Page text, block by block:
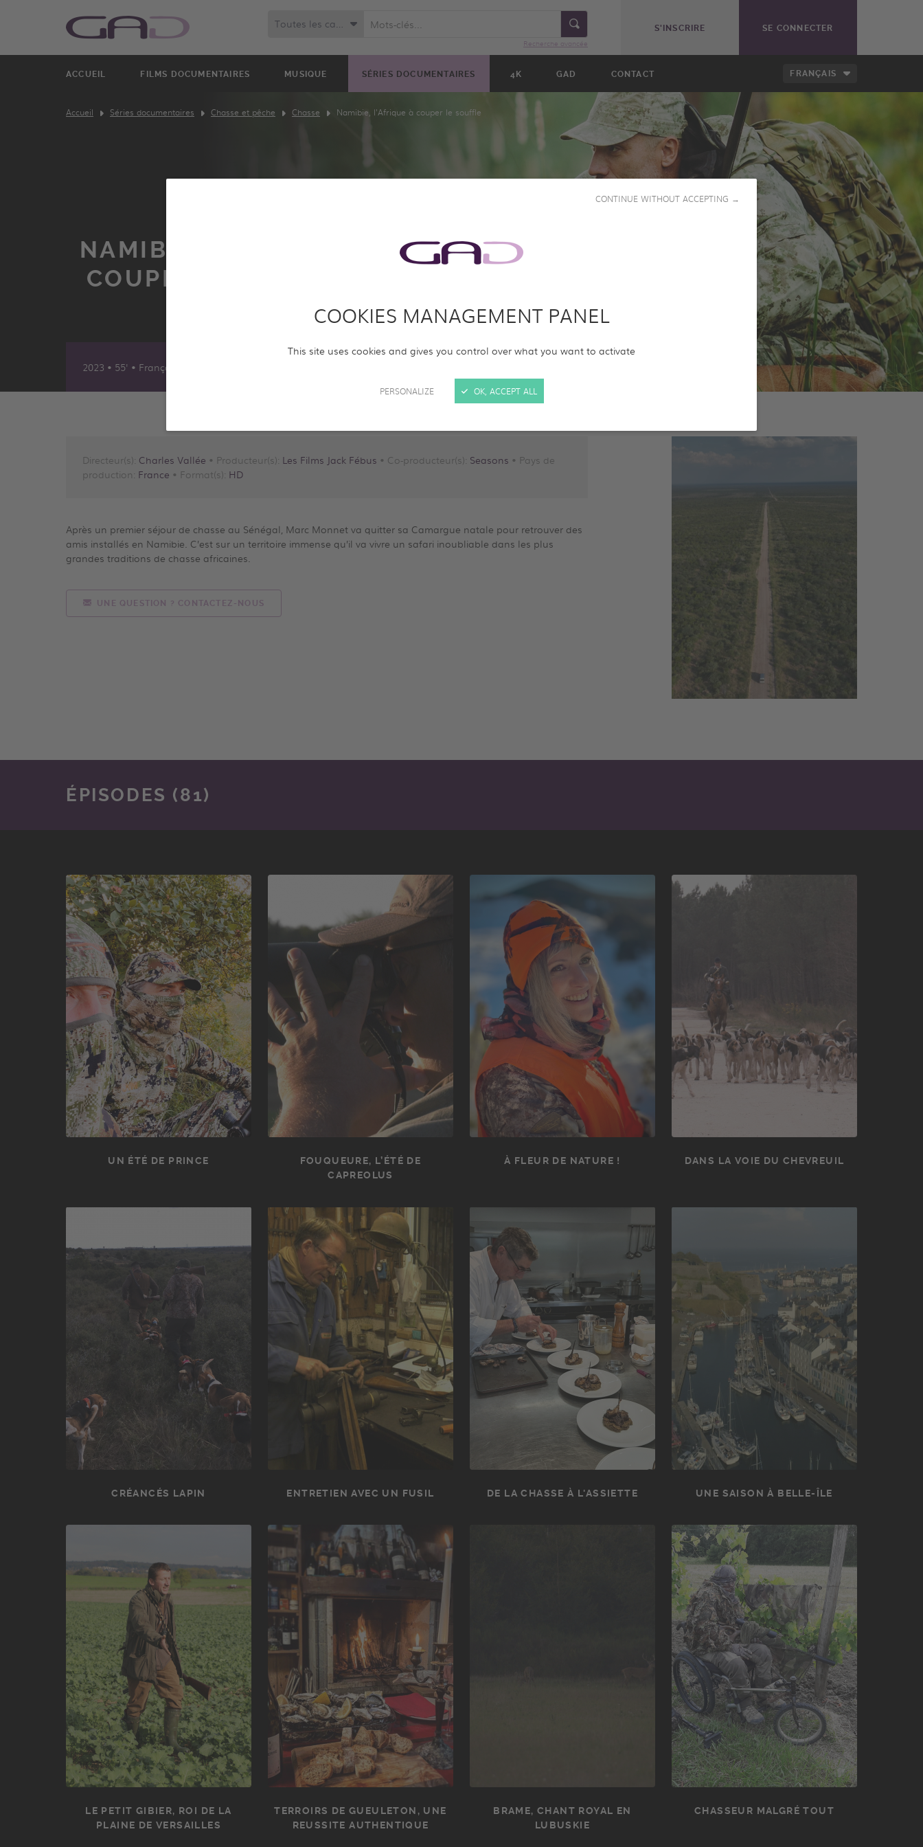
COOKIES MANAGEMENT PANEL
This site uses cookies and gives you control over what you want to activate
PERSONALIZE
CONTINUE WITHOUT ACCEPTING →
OK, ACCEPT ALL
S'INSCRIRE SE CONNECTER
ACCUEIL FILMS DOCUMENTAIRES MUSIQUE SÉRIES DOCUMENTAIRES 4K GAD CONTACT FRANÇAIS
Toutes les catégories
Recherche avancée
Accueil Séries documentaires Chasse et pêche Chasse Namibie, l'Afrique à couper le souffle
NAMIBIE, L'AFRIQUE À
COUPER LE SOUFFLE
2023 • 55' • Français
Directeur(s): Charles Vallée • Producteur(s): Les Films Jack Fébus • Co-producteur(s): Seasons • Pays de
production: France • Format(s): HD
Après un premier séjour de chasse au Sénégal, Marc Monnet va quitter sa Camargue natale pour retrouver des
amis installés en Namibie. C’est sur un territoire immense qu’il va vivre un safari inoubliable dans les plus
grandes traditions de chasse africaines.
UNE QUESTION ? CONTACTEZ-NOUS
ÉPISODES (81)
UN ÉTÉ DE PRINCE
FOUQUEURE, L’ÉTÉ DE
CAPREOLUS
À FLEUR DE NATURE ! DANS LA VOIE DU CHEVREUIL
CRÉANCÉS LAPIN ENTRETIEN AVEC UN FUSIL DE LA CHASSE À L'ASSIETTE UNE SAISON À BELLE-ÎLE
LE PETIT GIBIER, ROI DE LA
PLAINE DE VERSAILLES
TERROIRS DE GUEULETON, UNE
REUSSITE AUTHENTIQUE
BRAME, CHANT ROYAL EN
LUBUSKIE
CHASSEUR MALGRÉ TOUT